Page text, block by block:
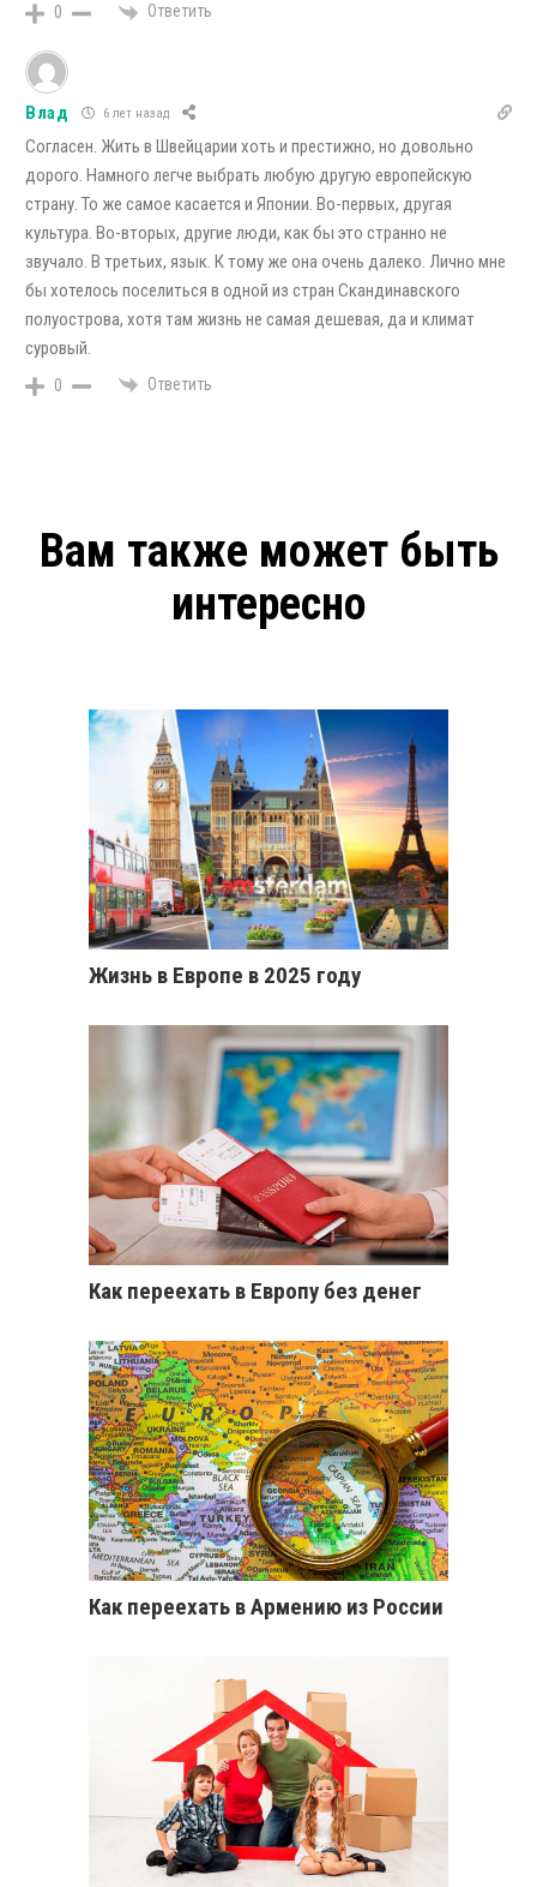
0 Ответить
Влад 6 лет назад
Согласен. Жить в Швейцарии хоть и престижно, но довольно
дорого. Намного легче выбрать любую другую европейскую
страну. То же самое касается и Японии. Во-первых, другая
культура. Во-вторых, другие люди, как бы это странно не
звучало. В третьих, язык. К тому же она очень далеко. Лично мне
бы хотелось поселиться в одной из стран Скандинавского
полуострова, хотя там жизнь не самая дешевая, да и климат
суровый.
0 Ответить
Вам также может быть
интересно
Жизнь в Европе в 2025 году
Как переехать в Европу без денег
Как переехать в Армению из России